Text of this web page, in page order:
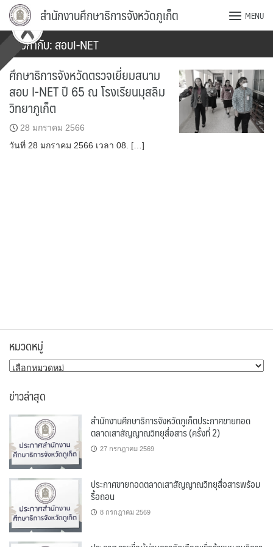
Skip
content
สำนักงานศึกษาธิการจังหวัดภูเก็ต MENU
ป้ายกำกับ:สอบI-NET
ศึกษาธิการจังหวัดตรวจเยี่ยมสนาม
สอบ I-NET ปี 65 ณ โรงเรียนมุสลิม
วิทยาภูเก็ต
28 มกราคม 2566
วันที่ 28 มกราคม 2566 เวลา 08. […]
หมวดหมู่
หมวด
ข่าวล่าสุด
สำนักงานศึกษาธิการจังหวัดภูเก็ตประกาศขายทอด
ตลาดเสาสัญญาณวิทยุสื่อสาร (ครั้งที่ 2)
27 กรกฎาคม 2569
ประกาศขายทอดตลาดเสาสัญญาณวิทยุสื่อสารพร้อม
รื้อถอน
8 กรกฎาคม 2569